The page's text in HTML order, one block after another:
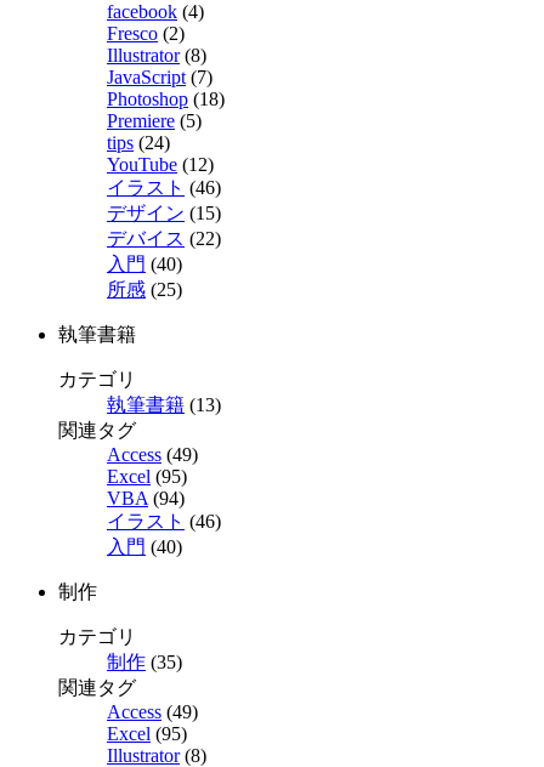
facebook (4)
Fresco (2)
Illustrator(8)
JavaScript (7)
Photoshop (18)
Premiere (5)
tips (24)
YouTube (12)
イラスト (46)
デザイン (15)
デバイス (22)
入門 (40)
所感 (25)
執筆書籍
カテゴリ
執筆書籍 (13)
関連タグ
Access (49)
Excel (95)
VBA (94)
イラスト (46)
入門 (40)
制作
カテゴリ
制作 (35)
関連タグ
Access (49)
Excel (95)
Illustrator(8)